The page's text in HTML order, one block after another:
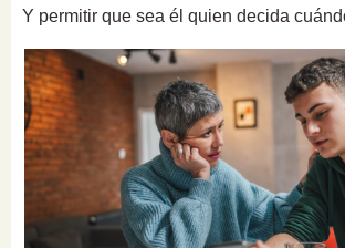
Y permitir que sea él quien decida